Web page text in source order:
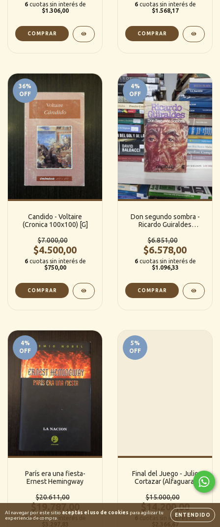
Al navegar por este sitio aceptás el uso de cookies para agilizar tu
experiencia de compra.
ENTENDIDO
6 cuotas sin interés de
$1.306,00
6 cuotas sin interés de
$1.568,17
36%
OFF
Candido - Voltaire
(Cronica 100x100) [G]
$7.000,00
$4.500,00
6 cuotas sin interés de
$750,00
4%
OFF
Don segundo sombra -
Ricardo Guiraldes
$6.851,00
$6.578,00
6 cuotas sin interés de
$1.096,33
4%
OFF
París era una fiesta-
Ernest Hemingway
$20.611,00
$19.787,00
6 cuotas sin interés de
5%
OFF
Final del Juego - Julio
Cortazar (Alfaguara)
$15.000,00
$14.200,00
cuotas sin interés de
$2.366,67